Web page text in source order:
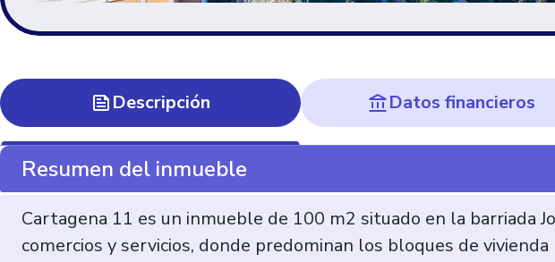
Descripción Datos financieros
Resumen del inmueble
Cartagena 11 es un inmueble de 100 m2 situado en la barriada
comercios y servicios, donde predominan los bloques de